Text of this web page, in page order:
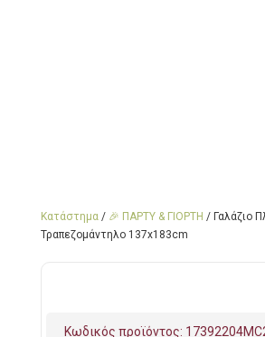
Κατάστημα/ 🎉 ΠΑΡΤΥ & ΓΙΟΡΤΗ / Γαλάζιο
Τραπεζομάντηλο 137x183cm
Κωδικός προϊόντος: